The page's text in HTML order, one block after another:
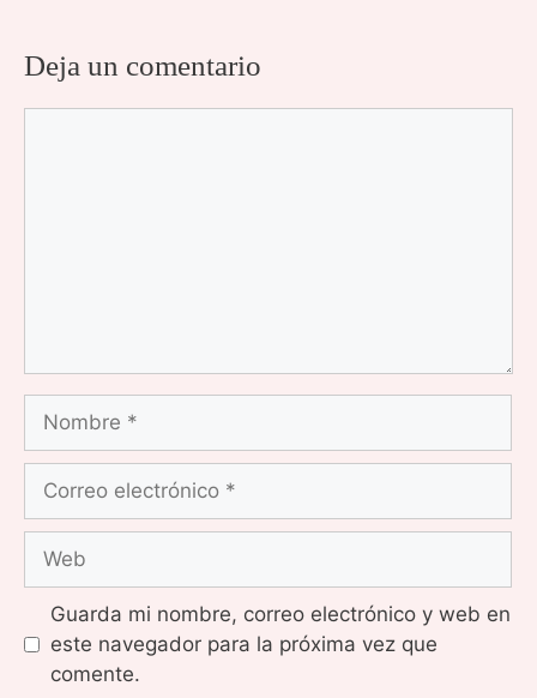
Deja un comentario
electrónico
Guarda mi nombre, correo electrónico y web en
este navegador para la próxima vez que
comente.